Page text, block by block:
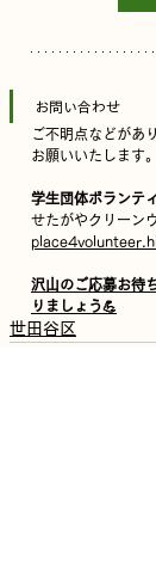
お問い合わせ
ご不明点などがあ
お願いいたします。
学生団体ボランテ
せたがやクリーン
沢山のご応募お待
りましょう💪
世田谷区